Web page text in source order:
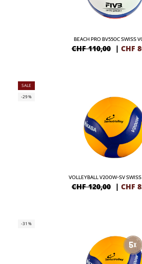
BEACH PRO BV550C SWISS
CHF 110,00 | CHF
SALE
-29%
VOLLEYBALL V200W-SV
CHF 120,00 | CHF
-31%